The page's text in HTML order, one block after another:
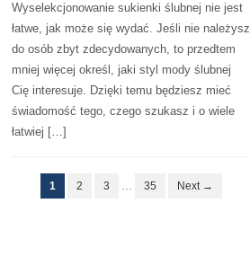
Wyselekcjonowanie sukienki ślubnej nie jest
łatwe, jak może się wydać. Jeśli nie należysz
do osób zbyt zdecydowanych, to przedtem
mniej więcej określ, jaki styl mody ślubnej
Cię interesuje. Dzięki temu będziesz mieć
świadomość tego, czego szukasz i o wiele
łatwiej […]
1 2 3 … 35 Next →